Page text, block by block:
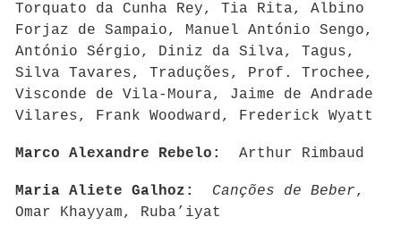
Torquato da Cunha Rey, Tia Rita, Albino
Forjaz de Sampaio, Manuel António Sengo,
António Sérgio, Diniz da Silva, Tagus,
Silva Tavares, Traduções, Prof. Trochee,
Visconde de Vila-Moura, Jaime de Andrade
Vilares, Frank Woodward, Frederick Wyatt
Marco Alexandre Rebelo: Arthur Rimbaud
Maria Aliete Galhoz: Canções de Beber,
Omar Khayyam, Ruba’iyat